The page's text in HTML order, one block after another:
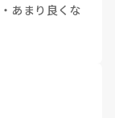
・ あまり良くな